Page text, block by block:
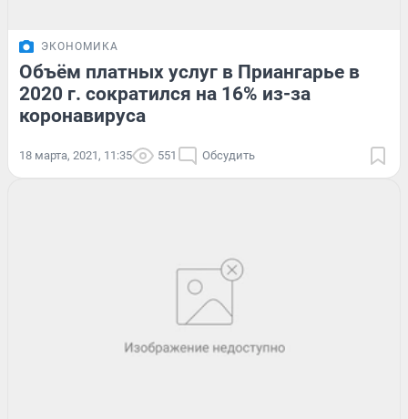
ЭКОНОМИКА
Объём платных услуг в Приангарье в
2020 г. сократился на 16% из-за
коронавируса
18 марта, 2021, 11:35 551 Обсудить